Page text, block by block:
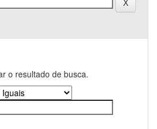
o resultado de busca.